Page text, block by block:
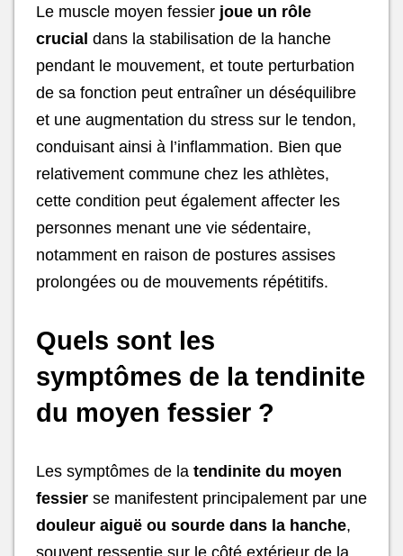
Le muscle moyen fessier joue un rôle
crucial dans la stabilisation de la hanche
pendant le mouvement, et toute perturbation
de sa fonction peut entraîner un déséquilibre
et une augmentation du stress sur le tendon,
conduisant ainsi à l’inflammation. Bien que
relativement commune chez les athlètes,
cette condition peut également affecter les
personnes menant une vie sédentaire,
notamment en raison de postures assises
prolongées ou de mouvements répétitifs.
Quels sont les
symptômes de la tendinite
du moyen fessier ?
Les symptômes de la tendinite du moyen
fessier se manifestent principalement par une
douleur aiguë ou sourde dans la hanche,